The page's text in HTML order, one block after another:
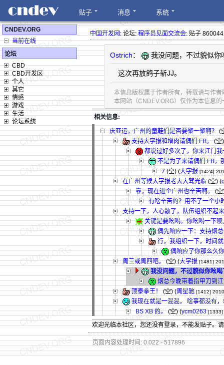
贴子 消息 系统
CNDEV.ORG
当前在线
论坛
CBD
CBD开发区
个人
其它
情感
游戏
生活
论坛系统
中国开发网: 论坛:程序员见面交流会: 贴子 860044
Ostrich： 我没问题，不过貌似你
这次再放鸽子斩JJ。
本信息版权属于作者所有，转载请与作
本网站（CNDEV.ORG）仅作为本信息
相关信息:
庆亚运，广州的童鞋们是否要聚一聚啊？(
支持大字报和增肉请偶们 FB。(空
都说过好多次了，你来江门
不是为了来请偶们 FB，
7(空) (大字报 [1424]
在广州等候大字报老大大驾光临 (空) (
靠，现在进个广州也辛苦啊。(空
有啥辛苦的？用不了一个小
支持一下，人心散了，队伍组织不起
关键是要吆喝。你吆喝一下呗
偶先响应一下：支持烟
行，我组织一下，时间
偶响应了你那么久
周三或周四吧。(空) (大字报 [1481]
我没问题，不过貌似你吆
烟总今晚带着指甲刀到
顶泰拳王！(空) (周星驰 [1412]
我现在就是一混混， 啥事都没有
BS XB 的。(空) (ycm0263 [1333]
欢迎光临本社区，您还没有登录，不能发贴子。
页面内容处理时间: 0.022 - 517896